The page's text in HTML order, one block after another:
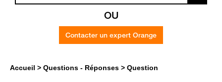
OU
Contacter un expert Orange
Accueil Questions - Réponses Question